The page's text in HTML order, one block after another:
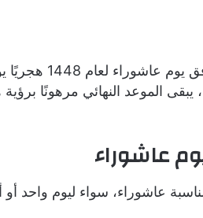
الموعد النهائي مرهونًا
عاشوراء
عاشوراء، سواء ليوم واحد أو